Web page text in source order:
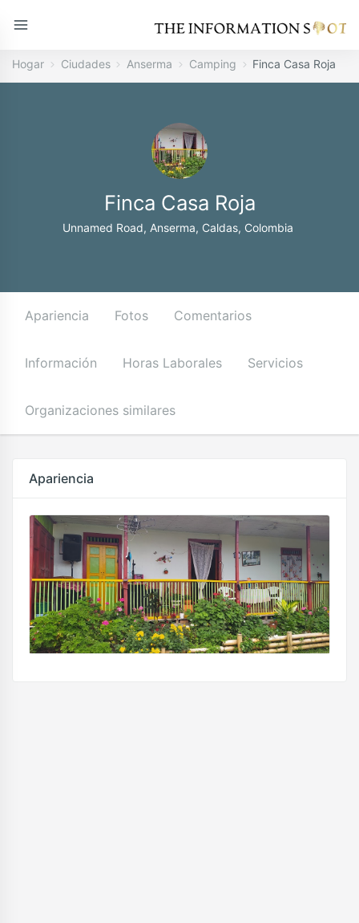
Hogar Ciudades Anserma Camping Finca Casa Roja
Finca Casa Roja
Unnamed Road, Anserma, Caldas, Colombia
Apariencia Fotos Comentarios
Información Horas Laborales Servicios
Organizaciones similares
Apariencia